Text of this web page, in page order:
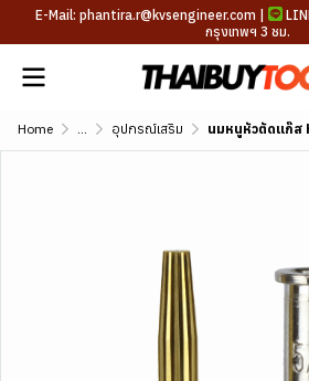
E-Mail: phantira.r@kvsengineer.com |
กรุงเทพฯ 3 ชม.
Home ... อุปกรณ์เสริม นมหนูหัวตัดแก๊ส